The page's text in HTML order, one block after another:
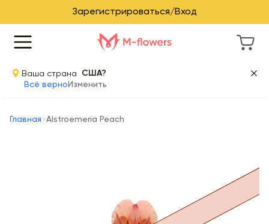
Зарегистрироваться/Вход
Ваша страна
США?
Всё верно Изменить
Главная Alstroemeria Peach